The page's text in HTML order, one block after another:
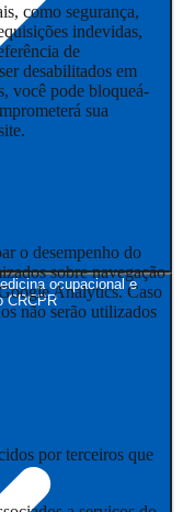
ocupacional e
CRCPR
como segurança,
indevidas,
de
desabilitados em
você pode bloqueá-
sua
o desempenho do
sobre navegação
Analytics. Caso
não serão utilizados
por terceiros que